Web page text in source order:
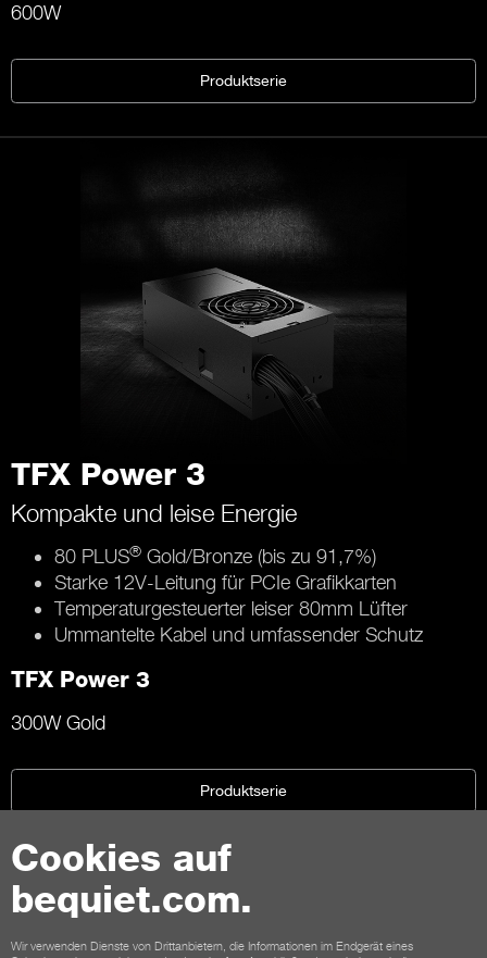
Cookies auf
bequiet.com.
Wir verwenden Dienste von Drittanbietern, die Informationen im Endgerät eines
600W
Produktserie
TFX Power 3
Kompakte und leise Energie
80 PLUS® Gold/Bronze (bis zu 91,7%)
Starke 12V-Leitung für PCIe Grafikkarten
Temperaturgesteuerter leiser 80mm Lüfter
Ummantelte Kabel und umfassender Schutz
TFX Power 3
300W Gold
Produktserie
Kontakt